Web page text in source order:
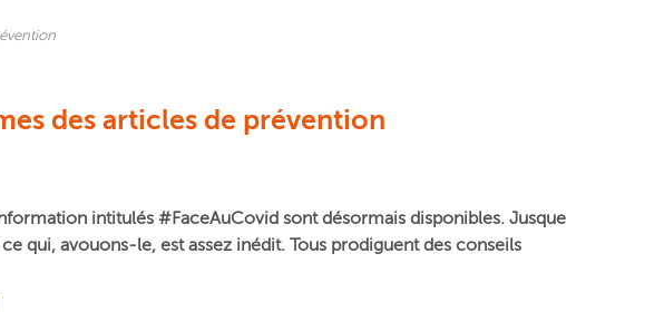
des articles de prévention
intitulés #FaceAuCovid sont désormais disponibles. Jusque
qui, avouons-le, est assez inédit. Tous prodiguent des conseils